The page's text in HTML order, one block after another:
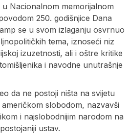
Nacionalnom memorijalnom
250. godišnjice Dana
se u svom izlaganju osvrnuo
tema, iznoseći niz
izuzetnosti, ali i oštre kritike
i navodne unutrašnje
da ne postoji ništa na svijetu
slobodom, nazvavši
i najslobodnijim narodom na
ustav.